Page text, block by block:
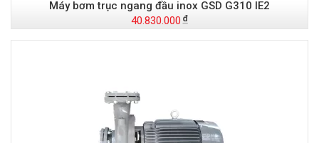
Máy bơm trục ngang đầu inox GSD G310 IE2
40.830.000